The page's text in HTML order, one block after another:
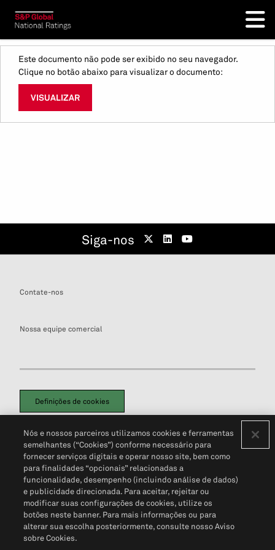
Este documento não pode ser exibido no seu navegador.
Clique no botão abaixo para visualizar o documento:
VISUALIZAR
Siga-nos
Contate-nos
Nossa equipe comercial
Definições de cookies
Política de PrivacidadePortal de privacidade do cliente (em inglês)
Não Venda Minhas Informações Pessoais© 2026 S&P Global
Nós e nossos parceiros utilizamos cookies e ferramentas
semelhantes (“Cookies”) conforme necessário para
fornecer serviços digitais e operar nosso site, bem como
para finalidades “opcionais” relacionadas a
funcionalidade, desempenho (incluindo análise de dados)
e publicidade direcionada. Para aceitar, rejeitar ou
modificar suas configurações de cookies, utilize os
botões neste banner. Para mais informações ou para
alterar sua escolha posteriormente, consulte nosso Aviso
sobre Cookies.